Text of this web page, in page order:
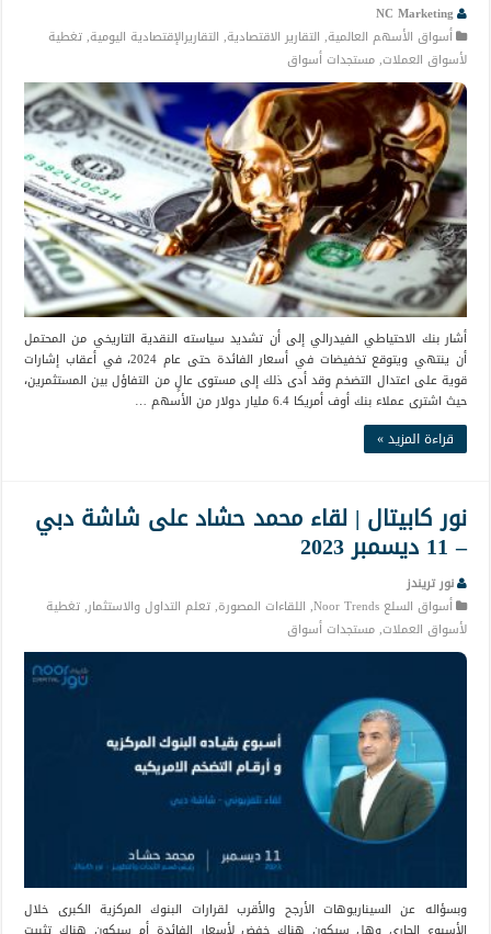
NC Marketing
أسواق الأسهم العالمية, التقارير الاقتصادية, التقاريرالإقتصادية اليومية,تغطية
لأسواق العملات,مستجدات أسواق
أشار بنك الاحتياطي الفيدرالي إلى أن تشديد سياسته النقدية التاريخي من المحتمل
أن ينتهي ويتوقع تخفيضات في أسعار الفائدة حتى عام 2024، في أعقاب إشارات
قوية على اعتدال التضخم وقد أدى ذلك إلى مستوى عالٍ من التفاؤل بين المستثمرين،
حيث اشترى عملاء بنك أوف أمريكا 6.4 مليار دولار من الأسهم …
قراءة المزيد »
نور كابيتال | لقاء محمد حشاد على شاشة دبي
– 11 ديسمبر 2023
نور تريندز
أسواق السلع Noor Trends
, اللقاءات المصورة,تعلم التداول والاستثمار,تغطية
لأسواق العملات,مستجدات أسواق
وبسؤاله عن السيناريوهات الأرجح والأقرب لقرارات البنوك المركزية الكبرى خلال